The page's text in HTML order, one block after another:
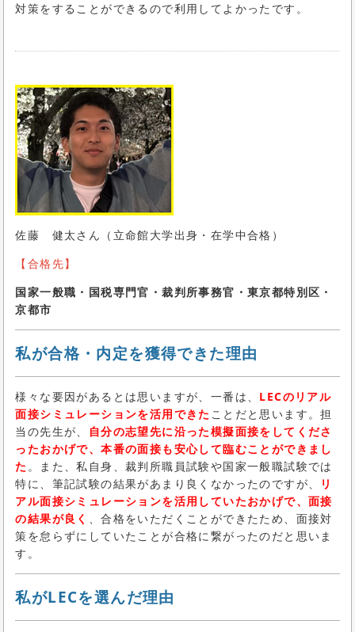
対策をすることができるので利用してよかったです。
佐藤 健太さん（立命館大学出身・在学中合格）
【合格先】
国家一般職・国税専門官・裁判所事務官・東京都特別区・
京都市
私が合格・内定を獲得できた理由
様々な要因があるとは思いますが、一番は、 LECのリアル
面接シミュレーションを活用できた ことだと思います。担
当の先生が、
自分の志望先に沿った模擬面接をしてくださ
ったおかげで、本番の面接も安心して臨むことができまし
た 。また、私自身、裁判所職員試験や国家一般職試験では
特に、筆記試験の結果があまり良くなかったのですが、
リ
アル面接シミュレーションを活用していたおかげで、面接
の結果が良く 、合格をいただくことができたため、面接対
策を怠らずにしていたことが合格に繋がったのだと思いま
す。
私がLECを選んだ理由